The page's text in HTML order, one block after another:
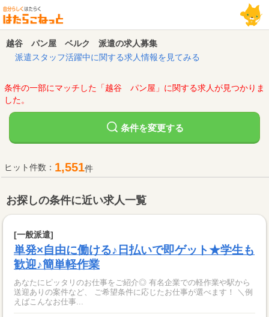
越谷 パン屋 ベルク 派遣の求人募集
派遣スタッフ活躍中に関する求人情報を見てみる
条件の一部にマッチした「越谷 パン屋」に関する求人が見つかりま
した。
条件を変更する
ヒット件数： 1,551件
お探しの条件に近い求人一覧
[一般派遣]
単発×自由に働ける♪日払いで即ゲット★学生も
歓迎♪簡単軽作業
あなたにピッタリのお仕事をご紹介◎ 有名企業での軽作業や駅から
送迎ありの案件など、 ご希望条件に応じたお仕事が選べます！ ＼例
えばこんなお仕事...